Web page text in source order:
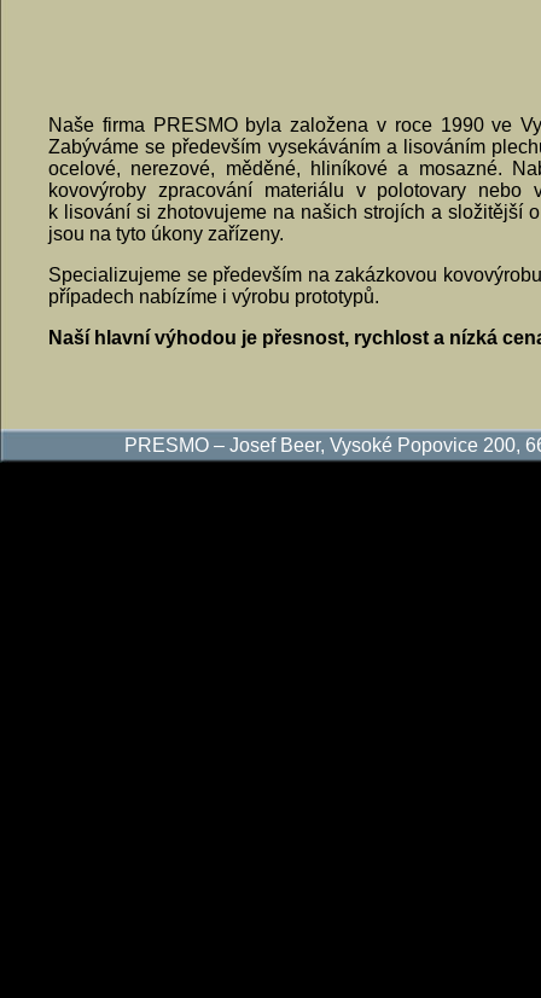
Naše firma PRESMO byla založena v roce 1990 ve
Zabýváme se především vysekáváním a lisováním
ocelové, nerezové, měděné, hliníkové a mosazné.
kovovýroby zpracování materiálu v polotovary nebo
k lisování si zhotovujeme na našich strojích a složitější
jsou na tyto úkony zařízeny.
Specializujeme se především na zakázkovou
případech nabízíme i výrobu prototypů.
Naší hlavní výhodou je přesnost, rychlost a nízká
PRESMO – Josef Beer, Vysoké Popovice